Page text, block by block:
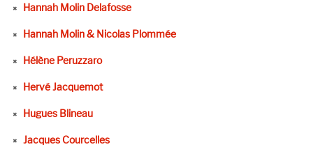
Hannah Molin Delafosse
Hannah Molin & Nicolas Plommée
Hélène Peruzzaro
Hervé Jacquemot
Hugues Blineau
Jacques Courcelles